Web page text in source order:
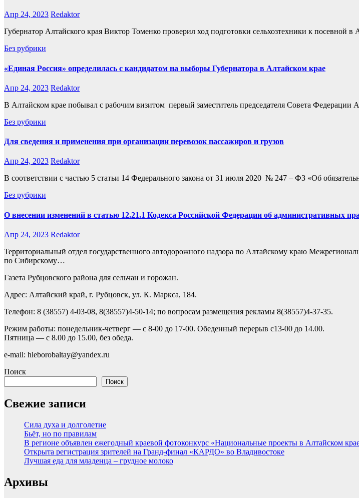
Апр 24, 2023 Redaktor
Губернатор Алтайского края Виктор Томенко проверил ход подготовки сельхозтехники к посевной
Без рубрики
«Единая Россия» определилась с кандидатом на выборы Губернатора в Алтайском крае
Апр 24, 2023 Redaktor
В Алтайском крае побывал с рабочим визитом первый заместитель председателя Совета
Без рубрики
Для сведения и применения при организации перевозок пассажиров и грузов
Апр 24, 2023 Redaktor
В соответствии с частью 5 статьи 14 Федерального закона от 31 июля 2020 № 247 – ФЗ «Об
Без рубрики
О внесении изменений в статью 12.21.1 Кодекса Российской Федерации об административных
Апр 24, 2023 Redaktor
Территориальный отдел государственного автодорожного надзора по Алтайскому краю
по Сибирскому…
Газета Рубцовского района для сельчан и горожан.
Адрес: Алтайский край, г. Рубцовск, ул. К. Маркса, 184.
Телефон: 8 (38557) 4-03-08, 8(38557)4-50-14; по вопросам размещения рекламы 8(38557)4-37-35.
Режим работы: понедельник-четверг — с 8-00 до 17-00. Обеденный перерыв с13-00 до 14.00.
Пятница — с 8.00 до 15.00, без обеда.
e-mail: hleborobaltay@yandex.ru
Поиск
Поиск
Свежие записи
Сила духа и долголетие
Бьёт, но по правилам
В регионе объявлен ежегодный краевой фотоконкурс «Национальные проекты в Алтайском
Открыта регистрация зрителей на Гранд-финал «КАРДО» во Владивостоке
Лучшая еда для младенца – грудное молоко
Архивы